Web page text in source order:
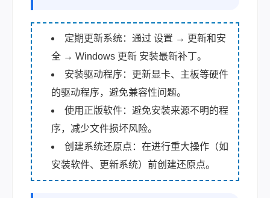
定期更新系统：通过 设置 → 更新和安
全 → Windows 更新 安装最新补丁。
安装驱动程序：更新显卡、主板等硬件
的驱动程序，避免兼容性问题。
使用正版软件：避免安装来源不明的程
序，减少文件损坏风险。
创建系统还原点：在进行重大操作（如
安装软件、更新系统）前创建还原点。